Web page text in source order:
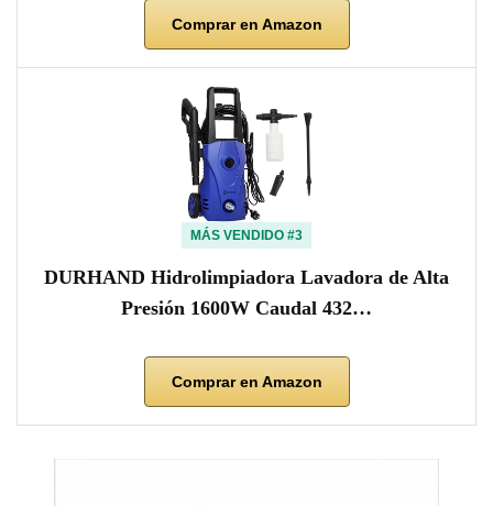
Comprar en Amazon
MÁS VENDIDO #3
DURHAND Hidrolimpiadora Lavadora de Alta
Presión 1600W Caudal 432…
Comprar en Amazon